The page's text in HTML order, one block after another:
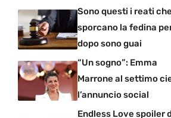
Sono questi i reati che
sporcano la fedina
dopo sono guai
“Un sogno”: Emma
Marrone al settimo
l’annuncio social
Endless Love spoiler